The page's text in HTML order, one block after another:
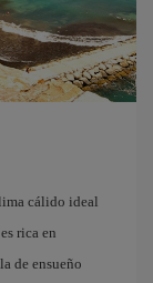
cálido ideal
es rica en
de ensueño